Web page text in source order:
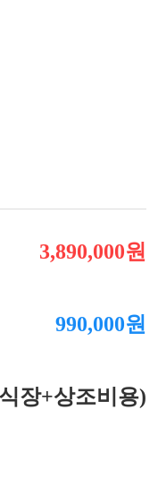
3,890,000원
990,000원
장+상조비용)